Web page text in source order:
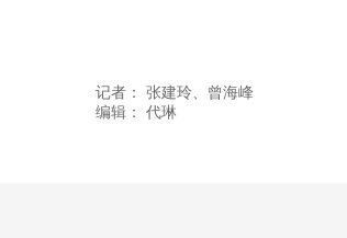
记者： 张建玲、曾海峰
编辑： 代琳